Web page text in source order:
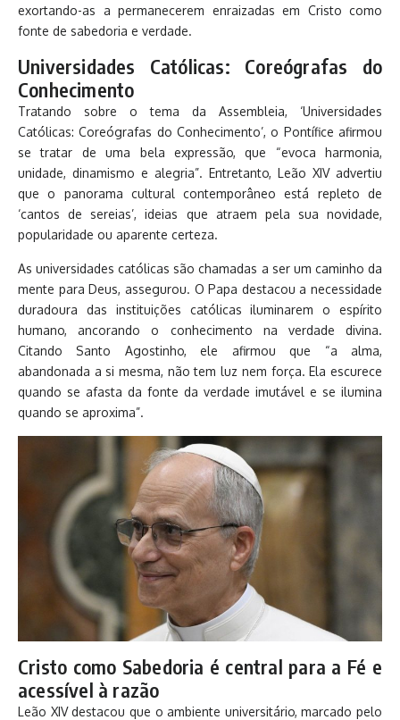
exortando-as a permanecerem enraizadas em Cristo como
fonte de sabedoria e verdade.
Universidades Católicas: Coreógrafas do
Conhecimento
Tratando sobre o tema da Assembleia, ‘Universidades
Católicas: Coreógrafas do Conhecimento’, o Pontífice afirmou
se tratar de uma bela expressão, que “evoca harmonia,
unidade, dinamismo e alegria”. Entretanto, Leão XIV advertiu
que o panorama cultural contemporâneo está repleto de
‘cantos de sereias’, ideias que atraem pela sua novidade,
popularidade ou aparente certeza.
As universidades católicas são chamadas a ser um caminho da
mente para Deus, assegurou. O Papa destacou a necessidade
duradoura das instituições católicas iluminarem o espírito
humano, ancorando o conhecimento na verdade divina.
Citando Santo Agostinho, ele afirmou que “a alma,
abandonada a si mesma, não tem luz nem força. Ela escurece
quando se afasta da fonte da verdade imutável e se ilumina
quando se aproxima”.
Cristo como Sabedoria é central para a Fé e
acessível à razão
Leão XIV destacou que o ambiente universitário, marcado pelo